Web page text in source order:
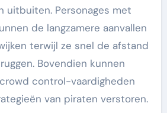
uitbuiten. Personages met
de langzamere aanvallen
terwijl ze snel de afstand
Bovendien kunnen
control-vaardigheden
van piraten verstoren.